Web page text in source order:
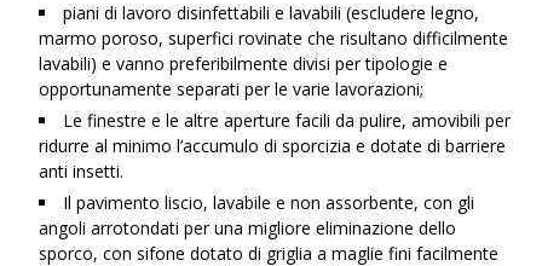
piani di lavoro disinfettabili e lavabili (escludere legno,
marmo poroso, superfici rovinate che risultano difficilmente
lavabili) e vanno preferibilmente divisi per tipologie e
opportunamente separati per le varie lavorazioni;
Le finestre e le altre aperture facili da pulire, amovibili per
ridurre al minimo l’accumulo di sporcizia e dotate di barriere
anti insetti.
Il pavimento liscio, lavabile e non assorbente, con gli
angoli arrotondati per una migliore eliminazione dello
sporco, con sifone dotato di griglia a maglie fini facilmente